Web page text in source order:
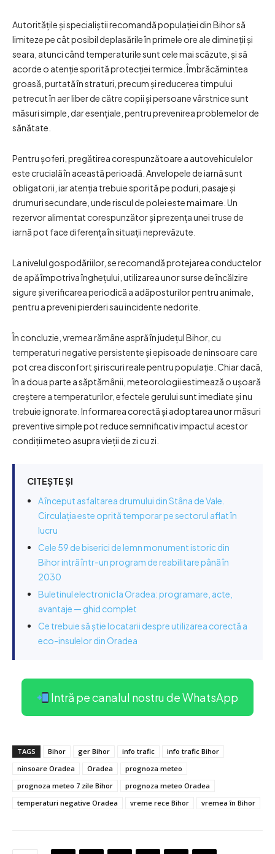
Autoritățile și specialiștii recomandă populației din Bihor să
limiteze pe cât posibil deplasările în primele ore ale dimineții și
seara, atunci când temperaturile sunt cele mai scăzute, și să
acorde o atenție sporită protecției termice. Îmbrăcămintea
groasă, purtată în straturi, precum și reducerea timpului
petrecut în aer liber de către copii și persoane vârstnice sunt
măsuri simple, dar esențiale, pentru prevenirea problemelor de
sănătate.
Pentru șoferi, pregătirea corespunzătoare a autovehiculelor
este crucială în această perioadă. Anvelopele de iarnă sunt
obligatorii, iar atenția trebuie sporită pe poduri, pasaje și
drumuri secundare, unde riscul de polei este mai mare. Un
rezervor alimentat corespunzător și prezența unei truse de
iarnă pot face diferența în situații neprevăzute.
La nivelul gospodăriilor, se recomandă protejarea conductelor
de apă împotriva înghețului, utilizarea unor surse de încălzire
sigure și verificarea periodică a adăposturilor pentru animale,
pentru a preveni pierderi sau incidente nedorite.
În concluzie, vremea rămâne aspră în județul Bihor, cu
temperaturi negative persistente și episoade de ninsoare care
pot crea disconfort și riscuri reale pentru populație. Chiar dacă,
în a doua parte a săptămânii, meteorologii estimează o ușoară
creștere a temperaturilor, efectele gerului sunt imediate și nu
trebuie ignorate. Informarea corectă și adoptarea unor măsuri
preventive simple pot reduce semnificativ impactul acestor
condiții meteo asupra vieții de zi cu zi.
CITEȘTE ȘI
A început asfaltarea drumului din Stâna de Vale.
Circulația este oprită temporar pe sectorul aflat în
lucru
Cele 59 de biserici de lemn monument istoric din
Bihor intră într-un program de reabilitare până în
2030
Buletinul electronic la Oradea: programare, acte,
avantaje — ghid complet
Ce trebuie să știe locatarii despre utilizarea corectă a
eco-insulelor din Oradea
Intră pe canalul nostru de WhatsApp
TAGS Bihor ger Bihor info trafic
info trafic Bihor
ninsoare Oradea
Oradea
prognoza meteo
prognoza meteo 7 zile Bihor
prognoza meteo Oradea
temperaturi negative Oradea
vreme rece Bihor vremea în Bihor